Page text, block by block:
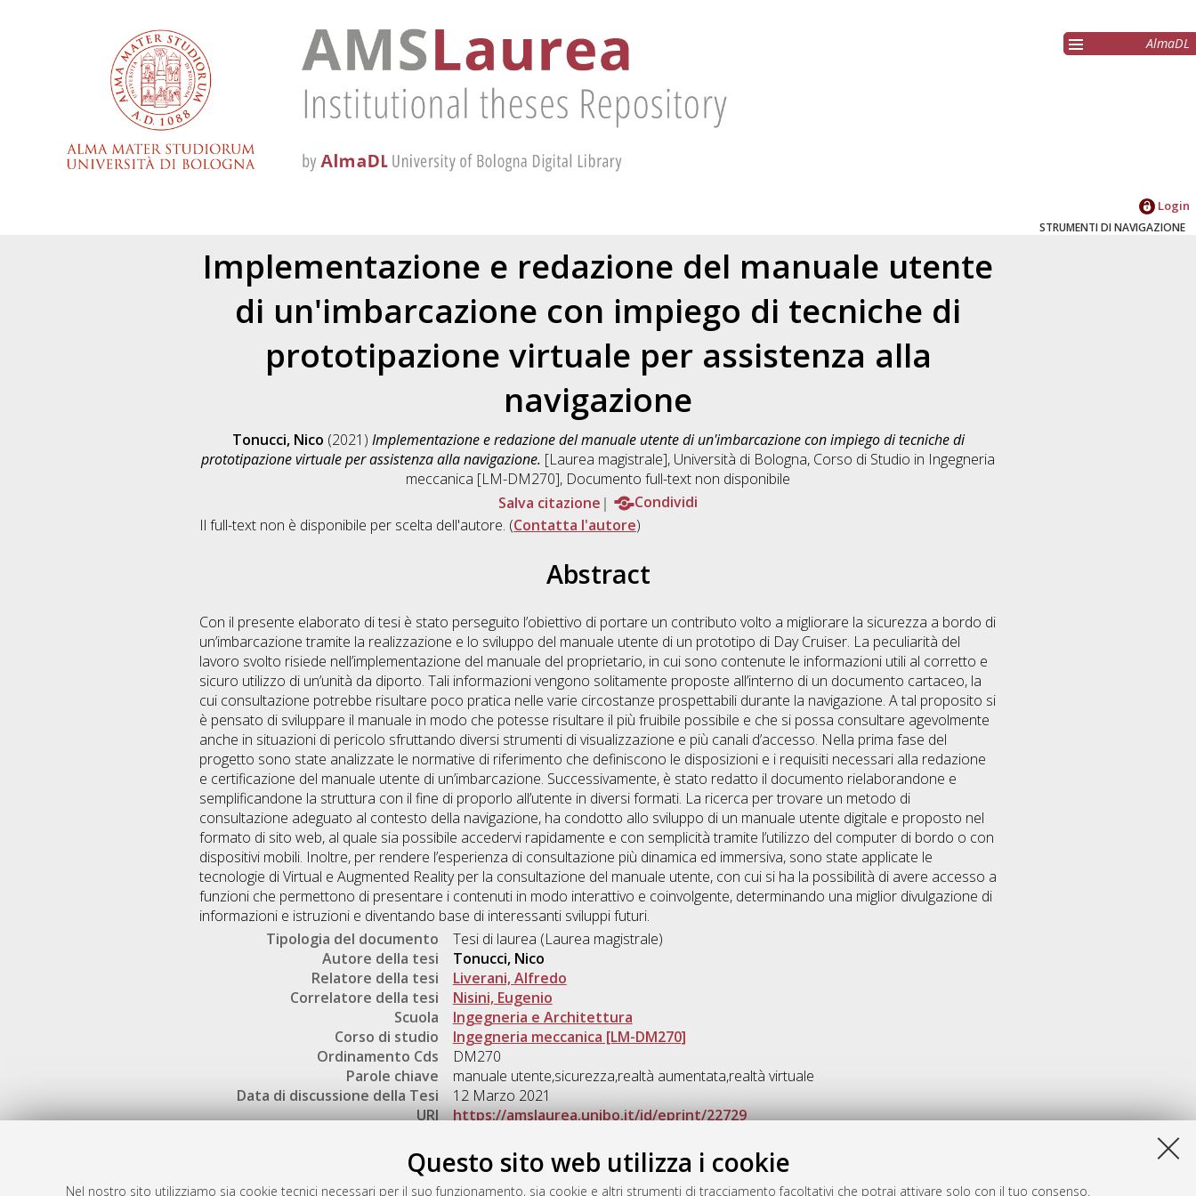
Questo sito web utilizza i cookie
Nel nostro sito utilizziamo sia cookie tecnici necessari per il suo funzionamento, sia cookie e altri strumenti di tracciamento facoltativi che potrai attivare solo con il tuo consenso.
AlmaDL
Login
STRUMENTI DI NAVIGAZIONE
Implementazione e redazione del manuale utente
di un'imbarcazione con impiego di tecniche di
prototipazione virtuale per assistenza alla
navigazione
Tonucci, Nico (2021) Implementazione e redazione del manuale utente di un'imbarcazione con impiego di tecniche di
prototipazione virtuale per assistenza alla navigazione. [Laurea magistrale], Università di Bologna, Corso di Studio in Ingegneria
meccanica [LM-DM270], Documento full-text non disponibile
Salva citazione
Condividi
Il full-text non è disponibile per scelta dell'autore. (Contatta l'autore)
Abstract
Con il presente elaborato di tesi è stato perseguito l’obiettivo di portare un contributo volto a migliorare la sicurezza a bordo di
un’imbarcazione tramite la realizzazione e lo sviluppo del manuale utente di un prototipo di Day Cruiser. La peculiarità del
lavoro svolto risiede nell’implementazione del manuale del proprietario, in cui sono contenute le informazioni utili al corretto e
sicuro utilizzo di un’unità da diporto. Tali informazioni vengono solitamente proposte all’interno di un documento cartaceo, la
cui consultazione potrebbe risultare poco pratica nelle varie circostanze prospettabili durante la navigazione. A tal proposito si
è pensato di sviluppare il manuale in modo che potesse risultare il più fruibile possibile e che si possa consultare agevolmente
anche in situazioni di pericolo sfruttando diversi strumenti di visualizzazione e più canali d’accesso. Nella prima fase del
progetto sono state analizzate le normative di riferimento che definiscono le disposizioni e i requisiti necessari alla redazione
e certificazione del manuale utente di un’imbarcazione. Successivamente, è stato redatto il documento rielaborandone e
semplificandone la struttura con il fine di proporlo all’utente in diversi formati. La ricerca per trovare un metodo di
consultazione adeguato al contesto della navigazione, ha condotto allo sviluppo di un manuale utente digitale e proposto nel
formato di sito web, al quale sia possibile accedervi rapidamente e con semplicità tramite l’utilizzo del computer di bordo o con
dispositivi mobili. Inoltre, per rendere l’esperienza di consultazione più dinamica ed immersiva, sono state applicate le
tecnologie di Virtual e Augmented Reality per la consultazione del manuale utente, con cui si ha la possibilità di avere accesso a
funzioni che permettono di presentare i contenuti in modo interattivo e coinvolgente, determinando una miglior divulgazione di
informazioni e istruzioni e diventando base di interessanti sviluppi futuri.
Tipologia del documento
Tesi di laurea (Laurea magistrale)
Autore della tesi
Tonucci, Nico
Relatore della tesi
Liverani, Alfredo
Correlatore della tesi
Nisini, Eugenio
Scuola
Ingegneria e Architettura
Corso di studio
Ingegneria meccanica [LM-DM270]
Ordinamento Cds
DM270
Parole chiave
manuale utente,sicurezza,realtà aumentata,realtà virtuale
Data di discussione della Tesi
12 Marzo 2021
URI
https://amslaurea.unibo.it/id/eprint/22729
Gestione del documento: